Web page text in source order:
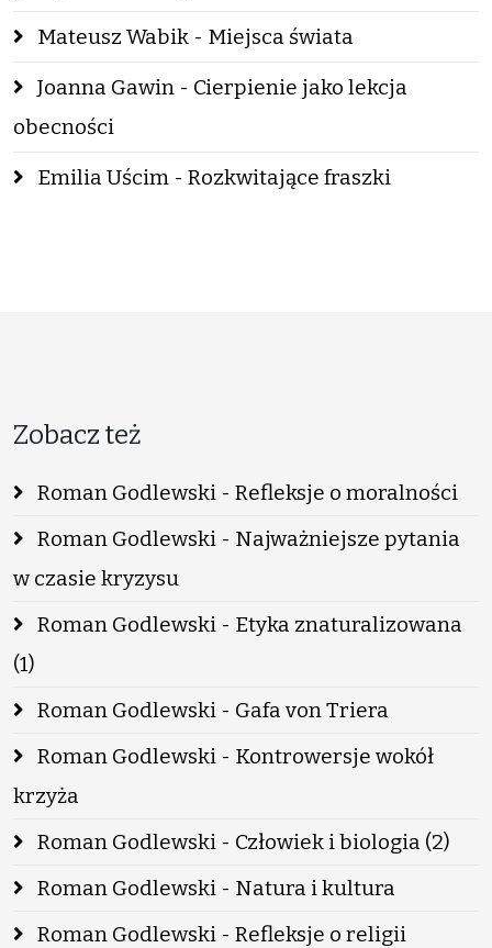
Mateusz Wabik - Miejsca świata
Joanna Gawin - Cierpienie jako lekcja
obecności
Emilia Uścim - Rozkwitające fraszki
Zobacz też
Roman Godlewski - Refleksje o moralności
Roman Godlewski - Najważniejsze pytania
w czasie kryzysu
Roman Godlewski - Etyka znaturalizowana
(1)
Roman Godlewski - Gafa von Triera
Roman Godlewski - Kontrowersje wokół
krzyża
Roman Godlewski - Człowiek i biologia (2)
Roman Godlewski - Natura i kultura
Roman Godlewski - Refleksje o religii